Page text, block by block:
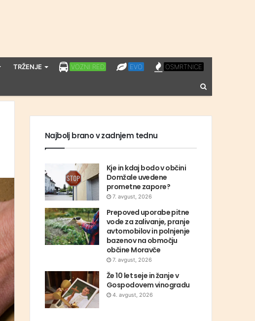
TRŽENJE LPP
VOZNI RED EVO
EVO OSMRTNICE
OSMRTNICE
Najbolj brano v zadnjem tednu
Kje in kdaj bodo v občini
Domžale uvedene
prometne zapore?
7. avgust, 2026
Prepoved uporabe pitne
vode za zalivanje, pranje
avtomobilov in polnjenje
bazenov na območju
občine Moravče
7. avgust, 2026
Že 10 let seje in žanje v
Gospodovem vinogradu
4. avgust, 2026